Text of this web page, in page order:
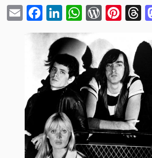
E
m
F
a
c
e
b
o
k
Li
n
k
e
dI
n
W
h
at
s
A
p
p
W
d
P
re
ss
Pi
es
t
T
e
s